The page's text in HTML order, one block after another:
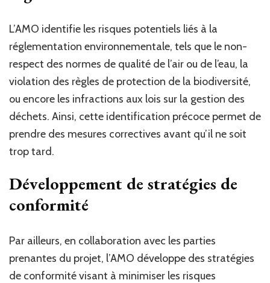
L’AMO identifie les risques potentiels liés à la
réglementation environnementale, tels que le non-
respect des normes de qualité de l’air ou de l’eau, la
violation des règles de protection de la biodiversité,
ou encore les infractions aux lois sur la gestion des
déchets. Ainsi, cette identification précoce permet de
prendre des mesures correctives avant qu’il ne soit
trop tard.
Développement de stratégies de
conformité
Par ailleurs, en collaboration avec les parties
prenantes du projet, l’AMO développe des stratégies
de conformité visant à minimiser les risques